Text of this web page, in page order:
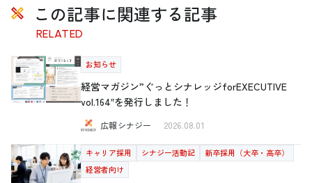
この記事に関連する記事
RELATED
お知らせ
経営マガジン”ぐっとシナレッジforEXECUTIVE
vol.164″を発行しました！
広報シナジー 2026.08.01
キャリア採用 シナジー活動記
新卒採用（大卒・高卒）
経営者向け